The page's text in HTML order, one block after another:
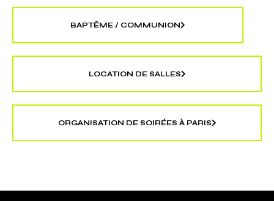
BAPTÊME / COMMUNION
LOCATION DE SALLES
ORGANISATION DE SOIRÉES À PARIS